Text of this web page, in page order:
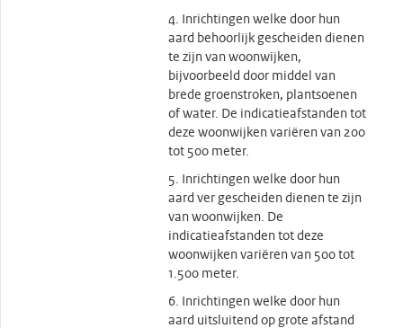
4. Inrichtingen welke door hun
aard behoorlijk gescheiden dienen
te zijn van woonwijken,
bijvoorbeeld door middel van
brede groenstroken, plantsoenen
of water. De indicatieafstanden tot
deze woonwijken variëren van 200
tot 500 meter.
5. Inrichtingen welke door hun
aard ver gescheiden dienen te zijn
van woonwijken. De
indicatieafstanden tot deze
woonwijken variëren van 500 tot
1.500 meter.
6. Inrichtingen welke door hun
aard uitsluitend op grote afstand